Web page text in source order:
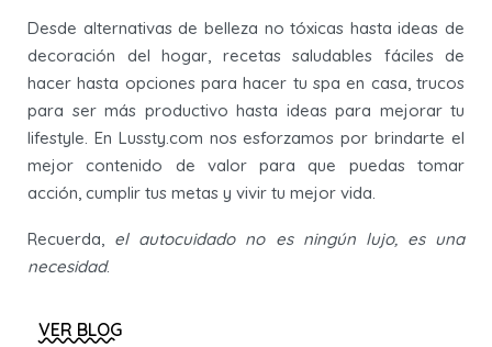
Desde alternativas de belleza no tóxicas hasta ideas de
decoración del hogar, recetas saludables fáciles de
hacer hasta opciones para hacer tu spa en casa, trucos
para ser más productivo hasta ideas para mejorar tu
lifestyle. En Lussty.com nos esforzamos por brindarte el
mejor contenido de valor para que puedas tomar
acción, cumplir tus metas y vivir tu mejor vida.
Recuerda, el autocuidado no es ningún lujo, es una
necesidad.
VER BLOG